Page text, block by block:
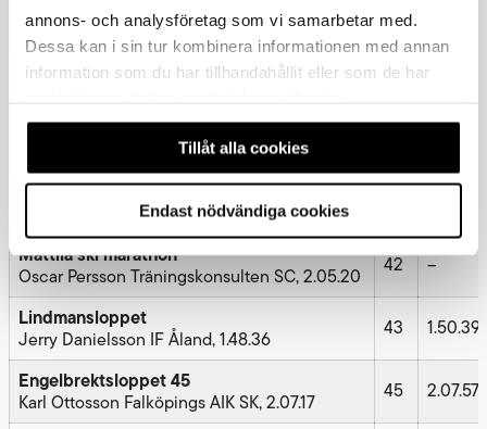
annons- och analysföretag som vi samarbetar med.
Dessa kan i sin tur kombinera informationen med annan
information som du har tillhandahållit eller som de har
Tillåt alla cookies
Endast nödvändiga cookies
Eddie Pettersson Åsarna IK, 2.14.36 47
Billingens långlopp elit 40 1.46.47
Billingens långlopp motion
Alexander Mebius Umara SC, 2.06.52
OrsaGrönklitt ski marathon
Viktor Norberg Falun-Borlänge SK, 1.50.50
Mattila ski marathon
Oscar Persson Träningskonsulten SC, 2.05.20 42 –
Lindmansloppet
Jerry Danielsson IF Åland, 1.48.36 43 1.50.39
Engelbrektsloppet 45
Karl Ottosson Falköpings AIK SK, 2.07.17 45 2.07.57